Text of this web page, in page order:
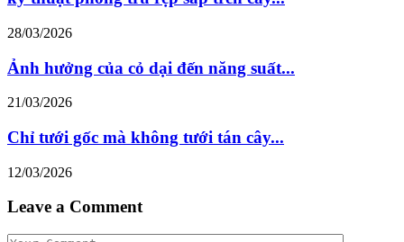
28/03/2026
Ảnh hưởng của cỏ dại đến năng suất...
21/03/2026
Chỉ tưới gốc mà không tưới tán cây...
12/03/2026
Leave a Comment